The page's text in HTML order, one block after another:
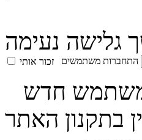
התחברות משתמשים זכור אותי
חדש
בתקנון האתר